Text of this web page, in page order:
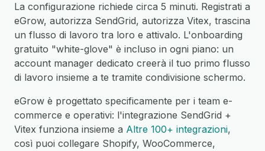
La configurazione richiede circa 5 minuti. Registrati a
eGrow, autorizza SendGrid, autorizza Vitex, trascina
un flusso di lavoro tra loro e attivalo. L'onboarding
gratuito "white-glove" è incluso in ogni piano: un
account manager dedicato creerà il tuo primo flusso
di lavoro insieme a te tramite condivisione schermo.
eGrow è progettato specificamente per i team e-
commerce e operativi: l'integrazione SendGrid +
Vitex funziona insieme a Altre 100+ integrazioni,
così puoi collegare Shopify, WooCommerce,